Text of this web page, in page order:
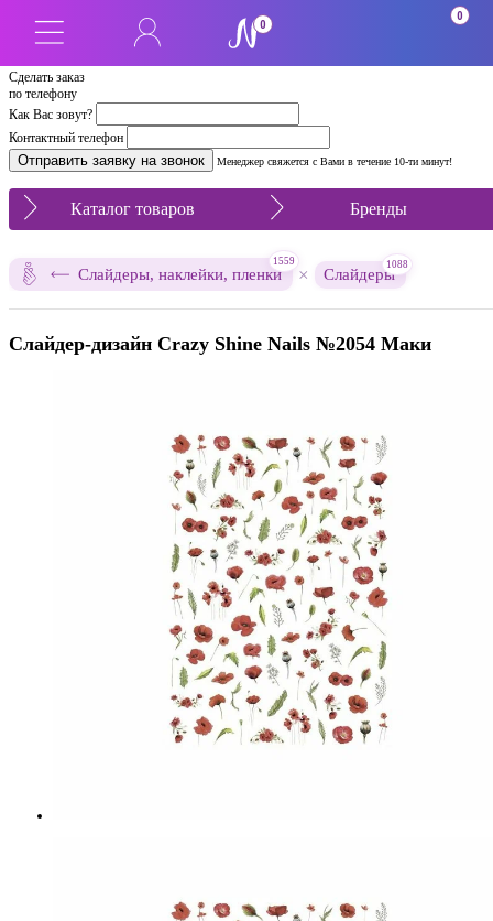
Сделать заказ
по телефону
Как Вас зовут?
Контактный телефон
Менеджер свяжется с Вами в течение 10-ти минут!
0
0
Каталог товаров Бренды
Слайдеры, наклейки, пленки
1559
× Слайдеры
1088
Слайдер-дизайн Crazy Shine Nails №2054 Маки